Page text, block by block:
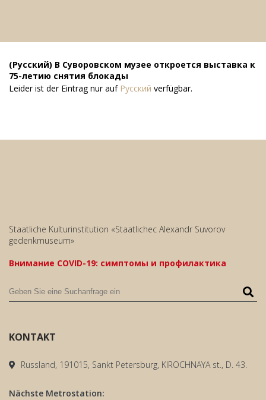
(Русский) В Суворовском музее откроется выставка к
75-летию снятия блокады
Leider ist der Eintrag nur auf Русский verfügbar.
Staatliche Kulturinstitution «Staatlichec Alexandr Suvorov
gedenkmuseum»
Внимание COVID-19: симптомы и профилактика
KONTAKT
Russland, 191015, Sankt Petersburg, KIROCHNAYA st., D. 43.
Nächste Metrostation: